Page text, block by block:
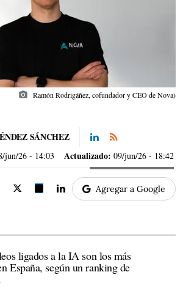
photo_camera Ramón Rodrigáñez, cofundador y CEO de Nova)
SÁNCHEZ
jun/26 - 14:03 Actualizado: 09/jun/26 - 18:42
Agregar a Google
ligados a la IA son los más
España, según un ranking de